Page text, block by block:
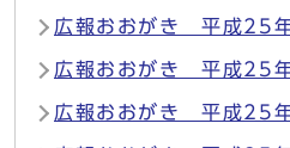
広報おおがき 平成25
広報おおがき 平成25
広報おおがき 平成25